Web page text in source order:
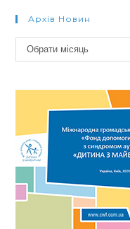
Архів Новин
Архів
новин
Обрати місяць